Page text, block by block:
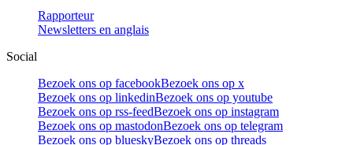
Rapporteur
Newsletters en anglais
Social
Bezoek ons op facebookBezoek ons op x
Bezoek ons op linkedinBezoek ons op youtube
Bezoek ons op rss-feedBezoek ons op instagram
Bezoek ons op mastodonBezoek ons op telegram
Bezoek ons op blueskyBezoek ons op threads